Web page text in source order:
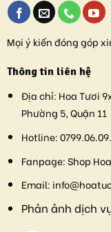
Mọi ý kiến đóng góp
Thông tin liên hệ
Địa chỉ: Hoa Tươi
Phường 5, Quận 11
Hotline:
Fanpage:Shop
Email:
Phản ảnh dịch